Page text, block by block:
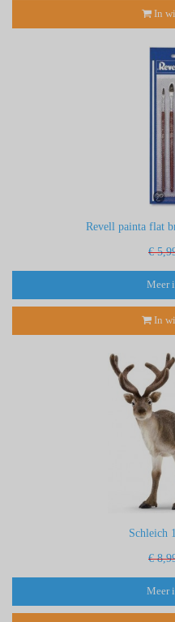
In
Revell painta flat
€
Meer
In
Schleich
€
Meer